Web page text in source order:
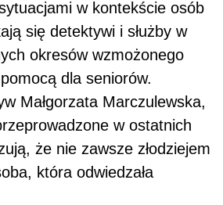
w kontekście osób
się detektywi i służby w
okresów wzmożonego
dla seniorów.
Małgorzata Marczulewska,
w ostatnich
że nie zawsze złodziejem
która odwiedzała